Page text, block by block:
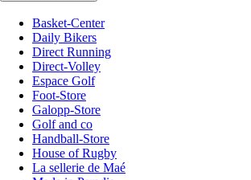
Basket-Center
Daily Bikers
Direct Running
Direct-Volley
Espace Golf
Foot-Store
Galopp-Store
Golf and co
Handball-Store
House of Rugby
La sellerie de Maé